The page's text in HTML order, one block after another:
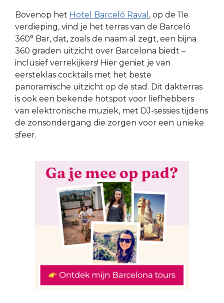
Bovenop het Hotel Barceló Raval , op de 11e
verdieping, vind je het terras van de Barceló
360° Bar, dat, zoals de naam al zegt, een bijna
360 graden uitzicht over Barcelona biedt –
inclusief verrekijkers! Hier geniet je van
eersteklas cocktails met het beste
panoramische uitzicht op de stad. Dit dakterras
is ook een bekende hotspot voor liefhebbers
van elektronische muziek, met DJ-sessies tijdens
de zonsondergang die zorgen voor een unieke
sfeer.